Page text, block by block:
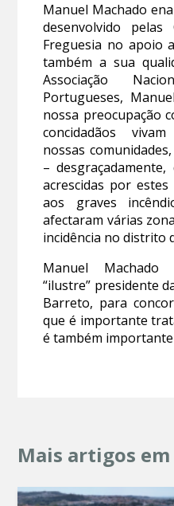
Manuel Machado
desenvolvido pelas
Freguesia no apoio
também a sua
Associação
Portugueses,
nossa preocupação
concidadãos
nossas
–
acrescidas por
aos graves
afectaram várias
incidência no distrito
Manuel
“ilustre” presidente
Barreto, para
que é importante
é também
Mais artigos